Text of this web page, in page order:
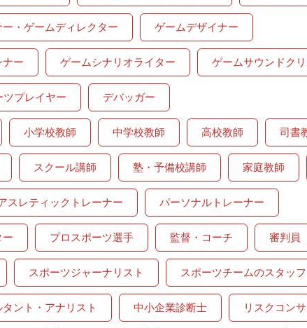
・ゲームディレクター ゲームデザイナー
ナー ゲームシナリオライター ゲームサウンドク
ツプレイヤー デバッガー
小学校教師 中学校教師 高校教師 司書
スクール講師 塾・予備校講師 家庭教師
スレティックトレーナー パーソナルトレーナー
ー プロスポーツ選手 監督・コーチ 審判員
スポーツジャーナリスト スポーツチームのスタッフ
ント・アナリスト 中小企業診断士 リスクコン